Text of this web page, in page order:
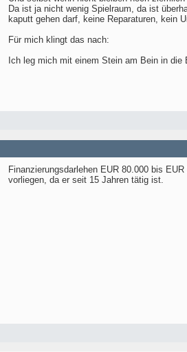
Da ist ja nicht wenig Spielraum, da ist
kaputt gehen darf, keine Reparaturen, kein
Für mich klingt das nach:
Ich leg mich mit einem Stein am Bein in
Finanzierungsdarlehen EUR 80.000 bis
vorliegen, da er seit 15 Jahren tätig ist.